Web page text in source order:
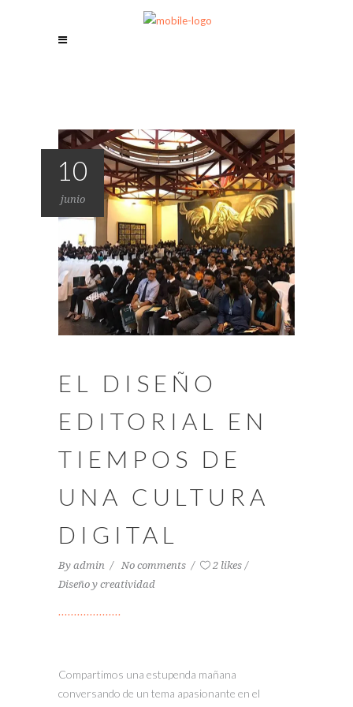
10
junio
EL DISEÑO
EDITORIAL EN
TIEMPOS DE
UNA CULTURA
DIGITAL
By admin No comments
2 likes
Diseño y creatividad
Compartimos una estupenda mañana
conversando de un tema apasionante en el